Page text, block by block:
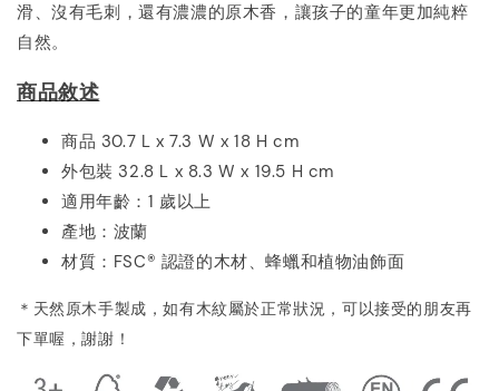
滑、沒有毛刺，還有濃濃的原木香，讓孩子的童年更加純粹
自然。
商品敘述
商品 30.7 L x 7.3 W x 18 H cm
外包裝 32.8 L x 8.3 W x 19.5 H cm
適用年齡：1 歲以上
產地：波蘭
材質： FSC® 認證的木材、蜂蠟和植物油飾面
＊天然原木手製成，如有木紋屬於正常狀況，可以接受的朋友再
下單喔 ，謝謝！